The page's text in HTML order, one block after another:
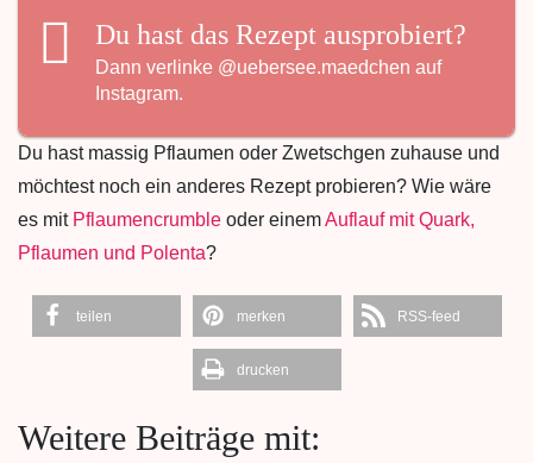
Du hast das Rezept ausprobiert?
Dann verlinke @uebersee.maedchen auf
Instagram.
Du hast massig Pflaumen oder Zwetschgen zuhause und
möchtest noch ein anderes Rezept probieren? Wie wäre
es mit Pflaumencrumble oder einemAuflauf mit Quark,
Pflaumen und Polenta?
teilen merken RSS-feed
drucken
Weitere Beiträge mit: